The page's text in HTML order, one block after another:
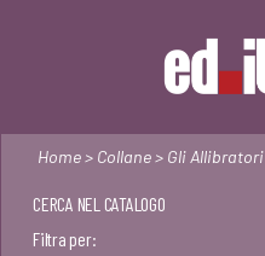
Home> Collane> Gli Allibratori
CERCA NEL CATALOGO
Filtra per: